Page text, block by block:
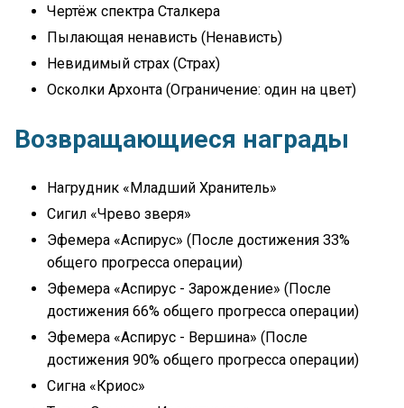
Чертёж спектра Сталкера
Пылающая ненависть (Ненависть)
Невидимый страх (Страх)
Осколки Архонта (Ограничение: один на цвет)
Возвращающиеся награды
Нагрудник «Младший Хранитель»
Сигил «Чрево зверя»
Эфемера «Аспирус» (После достижения 33%
общего прогресса операции)
Эфемера «Аспирус - Зарождение» (После
достижения 66% общего прогресса операции)
Эфемера «Аспирус - Вершина» (После
достижения 90% общего прогресса операции)
Сигна «Криос»